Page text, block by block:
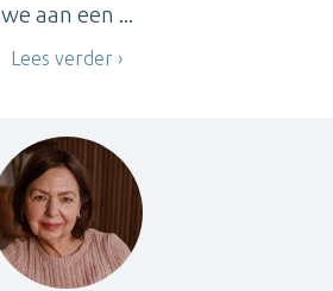
we aan een ...
Lees verder